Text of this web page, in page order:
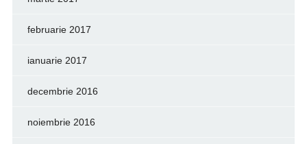
februarie 2017
ianuarie 2017
decembrie 2016
noiembrie 2016